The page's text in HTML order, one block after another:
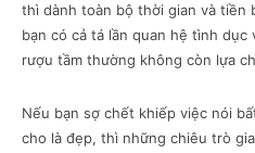
thì dành toàn bộ thời gian và tiền
bạn có cả tá lần quan hệ tình
rượu tầm thường không còn lựa
Nếu bạn sợ chết khiếp việc nói
cho là đẹp, thì những chiêu trò